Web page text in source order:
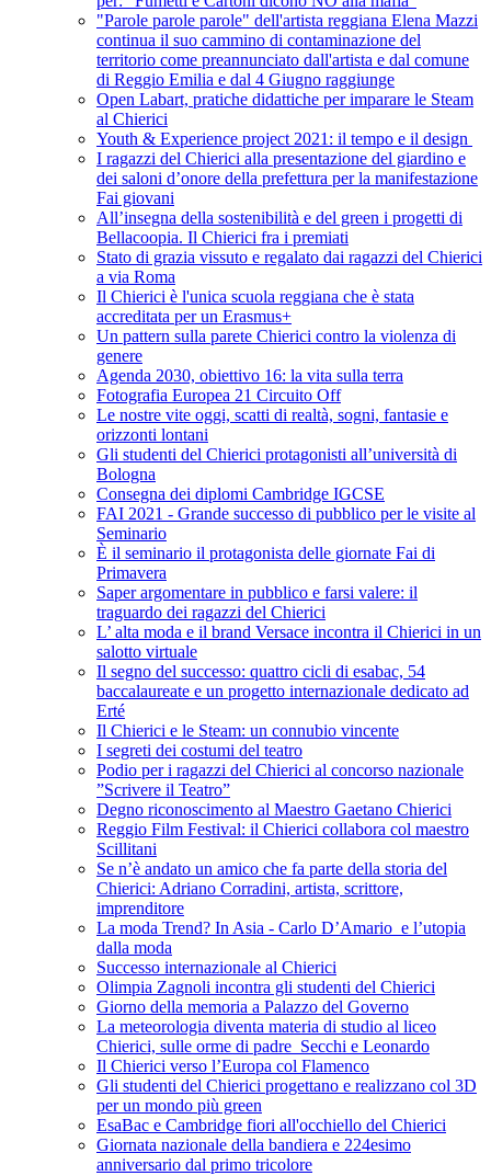
"Parole parole parole" dell'artista reggiana Elena Mazzi
continua il suo cammino di contaminazione del
territorio come preannunciato dall'artista e dal comune
di Reggio Emilia e dal 4 Giugno raggiunge
Open Labart, pratiche didattiche per imparare le Steam
al Chierici
Youth & Experience project 2021: il tempo e il design
I ragazzi del Chierici alla presentazione del giardino e
dei saloni d’onore della prefettura per la manifestazione
Fai giovani
All’insegna della sostenibilità e del green i progetti di
Bellacoopia. Il Chierici fra i premiati
Stato di grazia vissuto e regalato dai ragazzi del Chierici
a via Roma
Il Chierici è l'unica scuola reggiana che è stata
accreditata per un Erasmus+
Un pattern sulla parete Chierici contro la violenza di
genere
Agenda 2030, obiettivo 16: la vita sulla terra
Fotografia Europea 21 Circuito Off
Le nostre vite oggi, scatti di realtà, sogni, fantasie e
orizzonti lontani
Gli studenti del Chierici protagonisti all’università di
Bologna
Consegna dei diplomi Cambridge IGCSE
FAI 2021 - Grande successo di pubblico per le visite al
Seminario
È il seminario il protagonista delle giornate Fai di
Primavera
Saper argomentare in pubblico e farsi valere: il
traguardo dei ragazzi del Chierici
L’ alta moda e il brand Versace incontra il Chierici in un
salotto virtuale
Il segno del successo: quattro cicli di esabac, 54
baccalaureate e un progetto internazionale dedicato ad
Erté
Il Chierici e le Steam: un connubio vincente
I segreti dei costumi del teatro
Podio per i ragazzi del Chierici al concorso nazionale
”Scrivere il Teatro”
Degno riconoscimento al Maestro Gaetano Chierici
Reggio Film Festival: il Chierici collabora col maestro
Scillitani
Se n’è andato un amico che fa parte della storia del
Chierici: Adriano Corradini, artista, scrittore,
imprenditore
La moda Trend? In Asia - Carlo D’Amario e l’utopia
dalla moda
Successo internazionale al Chierici
Olimpia Zagnoli incontra gli studenti del Chierici
Giorno della memoria a Palazzo del Governo
La meteorologia diventa materia di studio al liceo
Chierici, sulle orme di padre Secchi e Leonardo
Il Chierici verso l’Europa col Flamenco
Gli studenti del Chierici progettano e realizzano col 3D
per un mondo più green
EsaBac e Cambridge fiori all'occhiello del Chierici
Giornata nazionale della bandiera e 224esimo
anniversario dal primo tricolore